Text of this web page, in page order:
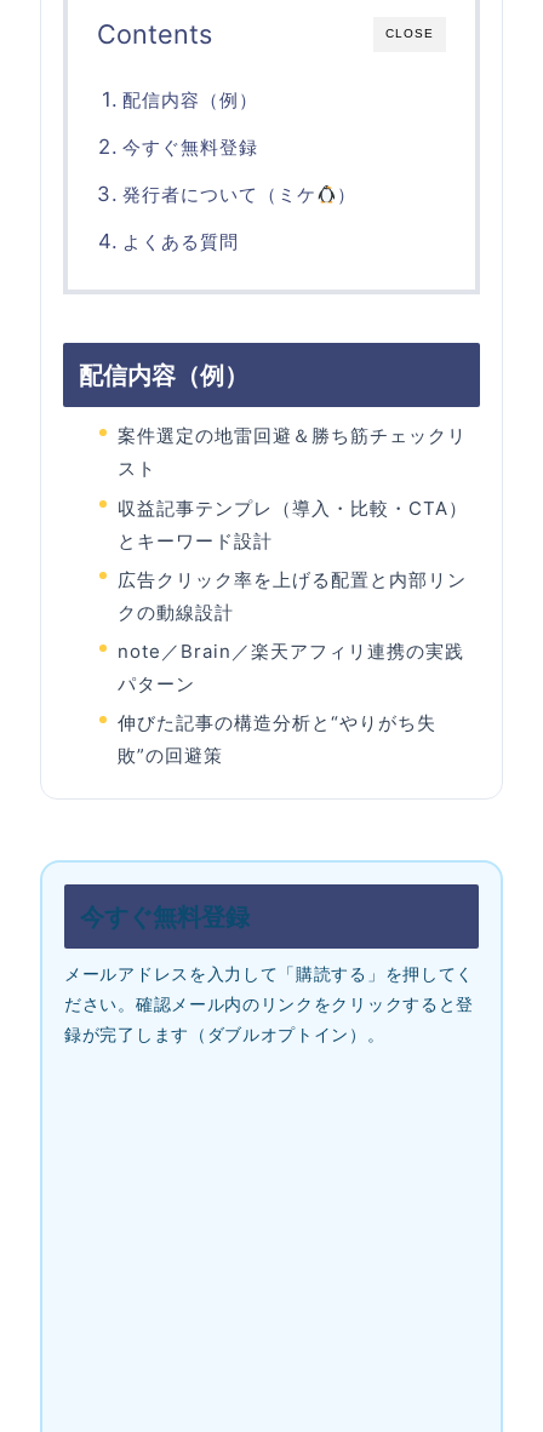
CLOSE
Contents
配信内容（例）
今すぐ無料登録
発行者について（ミケ ）
よくある質問
配信内容（例）
案件選定の地雷回避＆勝ち筋チェックリ
スト
収益記事テンプレ（導入・比較・CTA）
とキーワード設計
広告クリック率を上げる配置と内部リン
クの動線設計
note／Brain／楽天アフィリ連携の実践
パターン
伸びた記事の構造分析と“やりがち失
敗”の回避策
今すぐ無料登録
メールアドレスを入力して「購読する」を押してく
ださい。確認メール内のリンクをクリックすると登
録が完了します（ダブルオプトイン）。